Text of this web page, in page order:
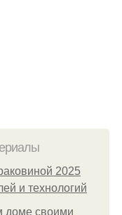
2025
и технологий
доме своими